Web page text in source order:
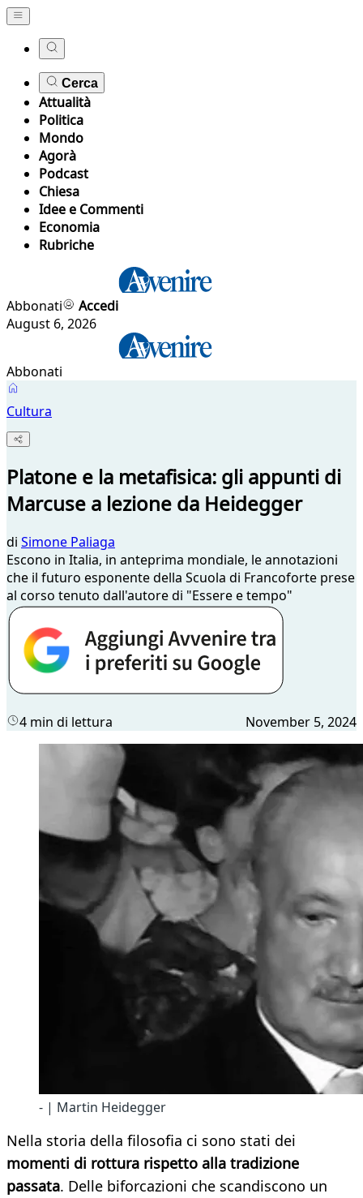
Cerca
Attualità
Politica
Mondo
Agorà
Podcast
Chiesa
Idee e Commenti
Economia
Rubriche
Abbonati
Accedi
August 6, 2026
Abbonati
Cultura
Platone e la metafisica: gli appunti di
Marcuse a lezione da Heidegger
di Simone Paliaga
Escono in Italia, in anteprima mondiale, le annotazioni
che il futuro esponente della Scuola di Francoforte prese
al corso tenuto dall'autore di "Essere e tempo"
4 min di lettura November 5, 2024
- | Martin Heidegger
Nella storia della filosofia ci sono stati dei
momenti di rottura rispetto alla tradizione
passata. Delle biforcazioni che scandiscono un